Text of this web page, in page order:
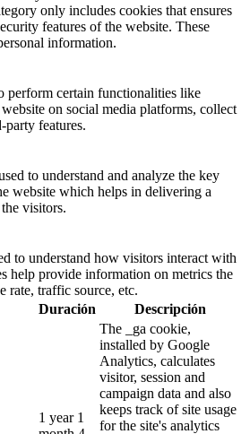
only includes cookies that ensures
features of the website. These
information.
perform certain functionalities like
on social media platforms, collect
party features.
to understand and analyze the key
website which helps in delivering a
visitors.
to understand how visitors interact with
help provide information on metrics the
rate, traffic source, etc.
Duración Descripción
1 year 1
The _ga cookie,
installed by Google
Analytics, calculates
visitor, session and
campaign data and also
keeps track of site usage
for the site's analytics